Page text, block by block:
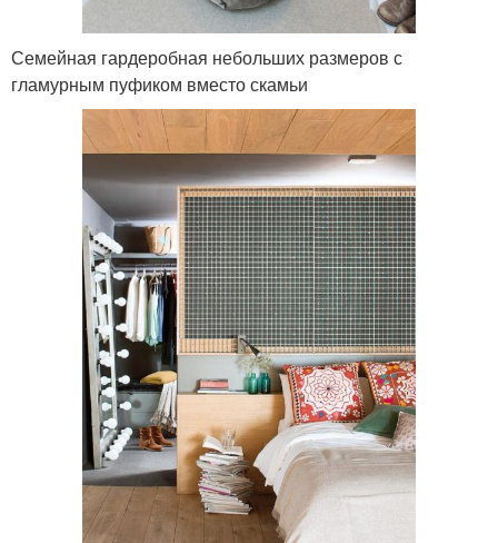
Семейная гардеробная небольших размеров с
гламурным пуфиком вместо скамьи